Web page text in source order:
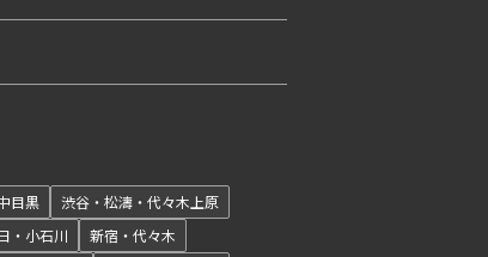
目黒
渋谷・松濤・代々木上原
・小石川
新宿・代々木